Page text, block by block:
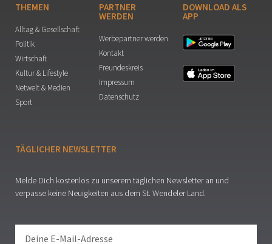
THEMEN
Alltag & Gesellschaft
Politik
Wirtschaft
Kultur & Lifestyle
Netwelt & Medien
Sport
PARTNER
WERDEN
Werbepartner werden
Kontakt
Freundeskreis
Impressum
Datenschutz
DOWNLOAD ALS
APP
TÄGLICHER NEWSLETTER
Melde Dich kostenlos zu unserem täglichen Newsletter an und
verpasse keine Neuigkeiten aus dem St. Wendeler Land.